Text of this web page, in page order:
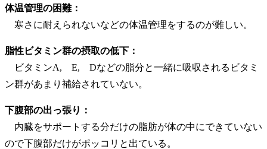
体温管理の困難：
寒さに耐えられないなどの体温管理をするのが難しい。
脂性ビタミン群の摂取の低下：
ビタミンA, E, Dなどの脂分と一緒に吸収されるビタミ
ン群があまり補給されていない。
下腹部の出っ張り：
内臓をサポートする分だけの脂肪が体の中にできていない
ので下腹部だけがポッコリと出ている。